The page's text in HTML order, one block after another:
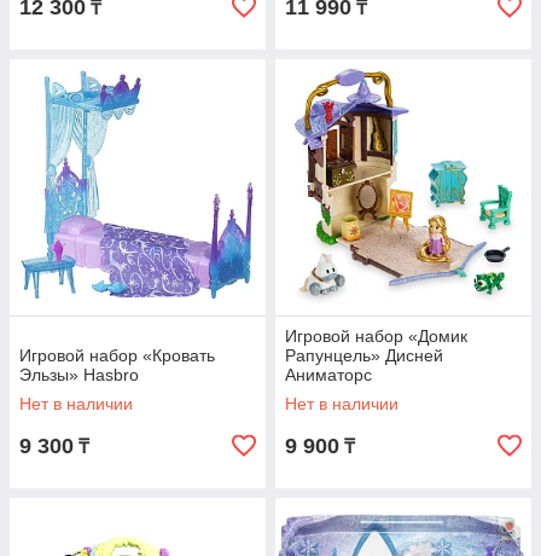
12 300 ₸ 11 990 ₸
Игровой набор «Кровать
Эльзы» Hasbro
Нет в наличии
9 300 ₸
Игровой набор «Домик
Рапунцель» Дисней
Аниматорс
Нет в наличии
9 900 ₸